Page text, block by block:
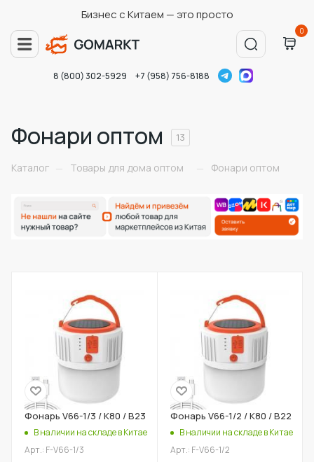
Бизнес с Китаем — это просто
0
8 (800) 302-5929 +7 (958) 756-8188
Фонари оптом 13
Каталог — Товары для дома оптом — Фонари оптом
Фонарь V66-1/3 / К80 / В23
В наличии на складе в Китае
Арт.: F-V66-1/3
Фонарь V66-1/2 / К80 / В22
В наличии на складе в Китае
Арт.: F-V66-1/2